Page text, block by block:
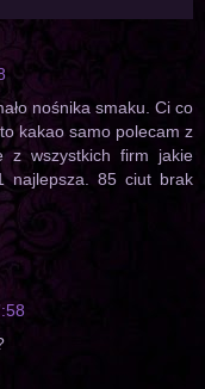
nośnika smaku. Ci co
kakao samo polecam z
z wszystkich firm jakie
najlepsza. 85 ciut brak